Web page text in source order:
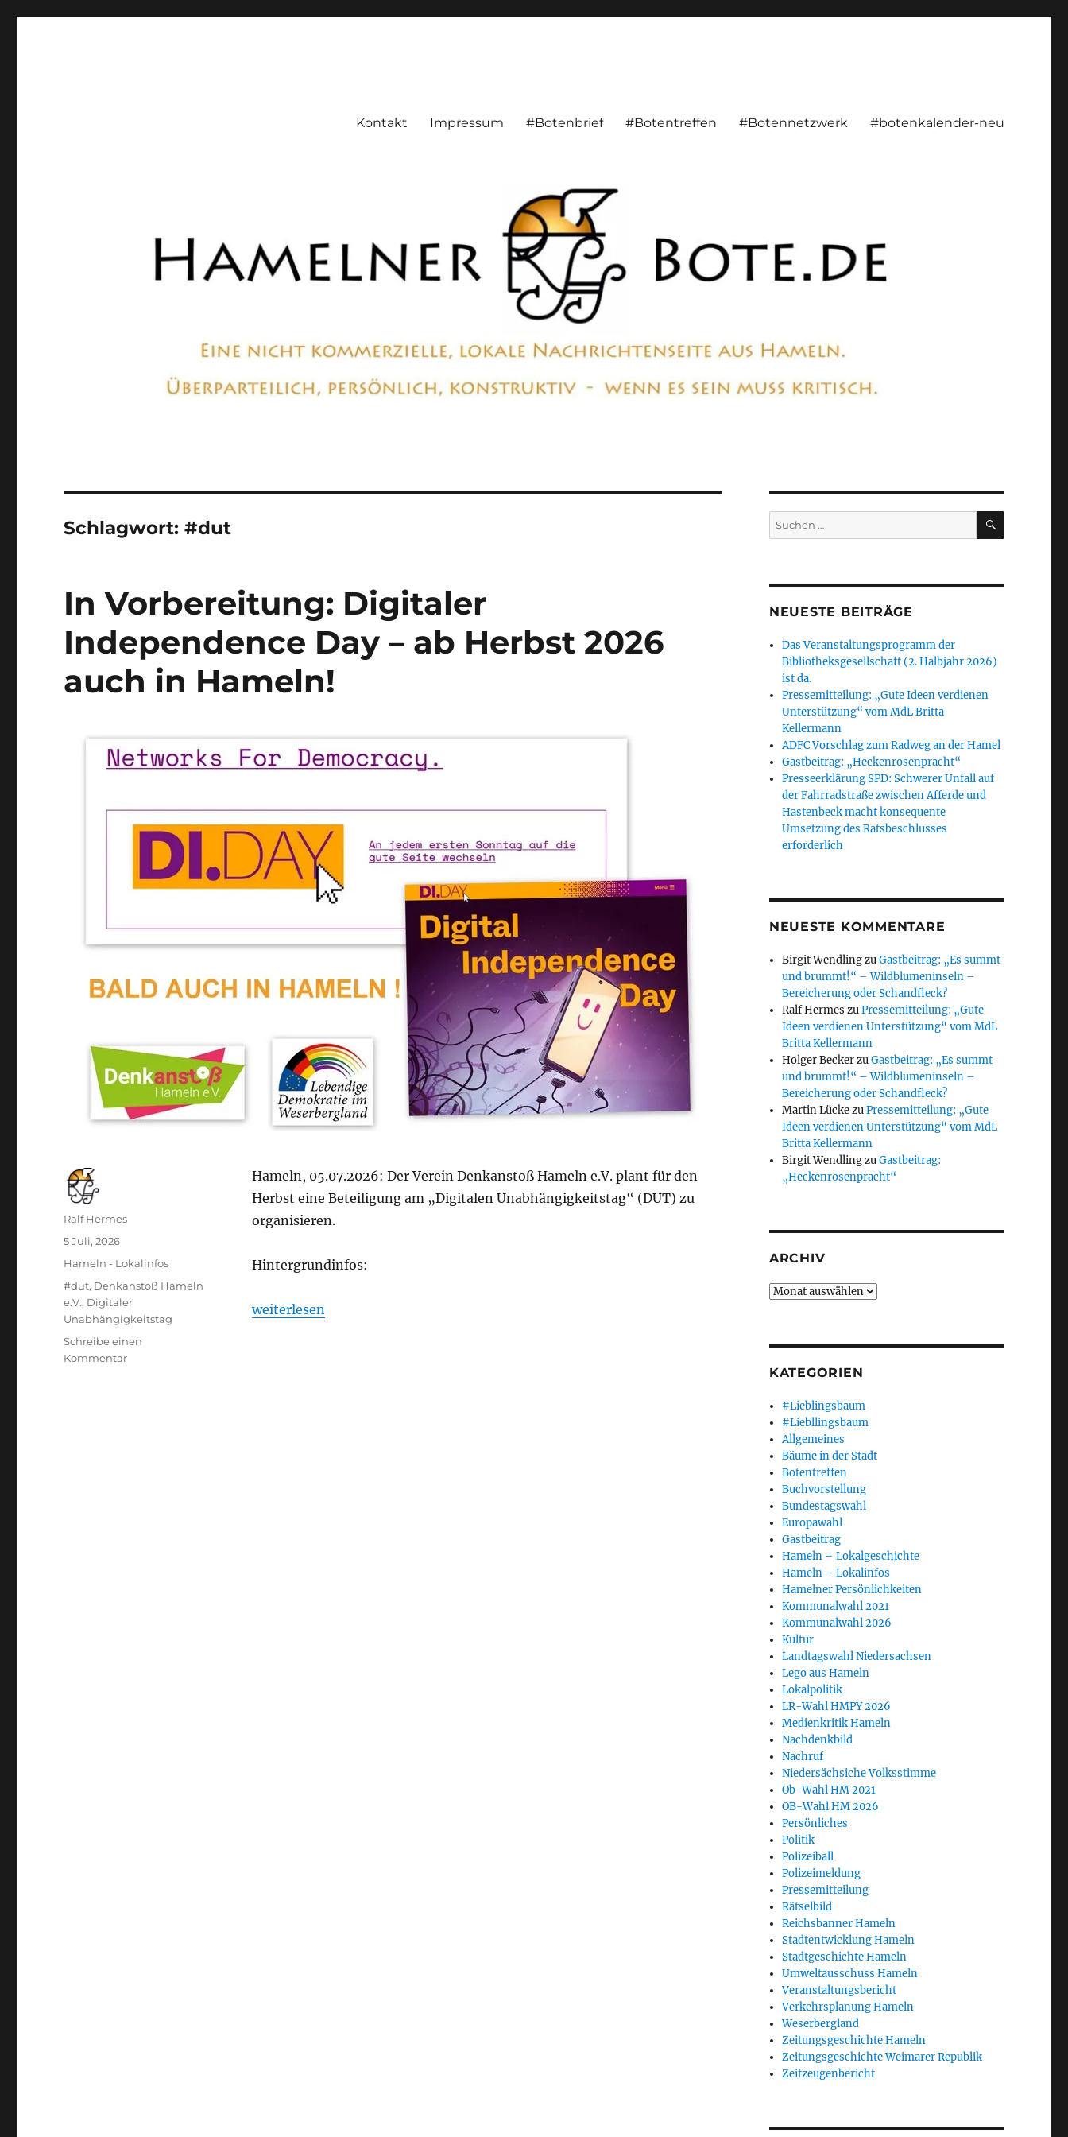
Kontakt Impressum #Botenbrief #Botentreffen #Botennetzwerk #botenkalender-neu
Schlagwort:#dut
In Vorbereitung: Digitaler
Independence Day – ab Herbst 2026
auch in Hameln!
Hameln, 05.07.2026: Der Verein Denkanstoß Hameln e.V. plant für den
Herbst eine Beteiligung am „Digitalen Unabhängigkeitstag“ (DUT) zu
organisieren.
Hintergrundinfos:
„In Vorbereitung: Digitaler Independence Day – ab Herbst 2026 auch in Hameln!“
weiterlesen
Autor
Ralf Hermes
Veröffentlicht
5 Juli, 2026
Kategorien
Hameln - Lokalinfos
Schlagwörter
#dut, Denkanstoß Hameln
e.V., Digitaler
Unabhängigkeitstag
Schreibe einen
Kommentarzu
Suchen
nach:
SUCHEN
NEUESTE BEITRÄGE
Das Veranstaltungsprogramm der
Bibliotheksgesellschaft (2. Halbjahr 2026)
ist da.
Pressemitteilung: „Gute Ideen verdienen
Unterstützung“ vom MdL Britta
Kellermann
ADFC Vorschlag zum Radweg an der Hamel
Gastbeitrag: „Heckenrosenpracht“
Presseerklärung SPD: Schwerer Unfall auf
der Fahrradstraße zwischen Afferde und
Hastenbeck macht konsequente
Umsetzung des Ratsbeschlusses
erforderlich
NEUESTE KOMMENTARE
Birgit WendlingzuGastbeitrag: „Es summt
und brummt!“ – Wildblumeninseln –
Bereicherung oder Schandfleck?
Ralf Hermes zuPressemitteilung: „Gute
Ideen verdienen Unterstützung“ vom MdL
Britta Kellermann
Holger BeckerzuGastbeitrag: „Es summt
und brummt!“ – Wildblumeninseln –
Bereicherung oder Schandfleck?
Martin LückezuPressemitteilung: „Gute
Ideen verdienen Unterstützung“ vom MdL
Britta Kellermann
Birgit WendlingzuGastbeitrag:
„Heckenrosenpracht“
ARCHIV
Archiv
KATEGORIEN
#Lieblingsbaum
#Liebllingsbaum
Allgemeines
Bäume in der Stadt
Botentreffen
Buchvorstellung
Bundestagswahl
Europawahl
Gastbeitrag
Hameln – Lokalgeschichte
Hameln – Lokalinfos
Hamelner Persönlichkeiten
Kommunalwahl 2021
Kommunalwahl 2026
Kultur
Landtagswahl Niedersachsen
Lego aus Hameln
Lokalpolitik
LR-Wahl HMPY 2026
Medienkritik Hameln
Nachdenkbild
Nachruf
Niedersächsiche Volksstimme
Ob-Wahl HM 2021
OB-Wahl HM 2026
Persönliches
Politik
Polizeiball
Polizeimeldung
Pressemitteilung
Rätselbild
Reichsbanner Hameln
Stadtentwicklung Hameln
Stadtgeschichte Hameln
Umweltausschuss Hameln
Veranstaltungsbericht
Verkehrsplanung Hameln
Weserbergland
Zeitungsgeschichte Hameln
Zeitungsgeschichte Weimarer Republik
Zeitzeugenbericht